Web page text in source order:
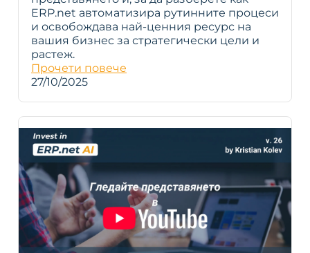
ERP.net автоматизира рутинните процеси
и освобождава най-ценния ресурс на
вашия бизнес за стратегически цели и
растеж.
Прочети повече
27/10/2025